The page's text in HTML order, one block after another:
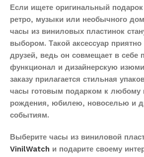
Если ищете оригинальный
ретро, музыки или необычного
часы из виниловых пластинок
выбором. Такой аксессуар
друзей, ведь он совмещает в себе
функционал и дизайнерскую
заказу прилагается стильная
часы готовым подарком к
рождения, юбилею, новоселью и
событиям.
Выберите часы из виниловой
VinilWatch и подарите своему